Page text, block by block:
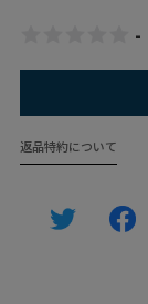
-
返品特約について